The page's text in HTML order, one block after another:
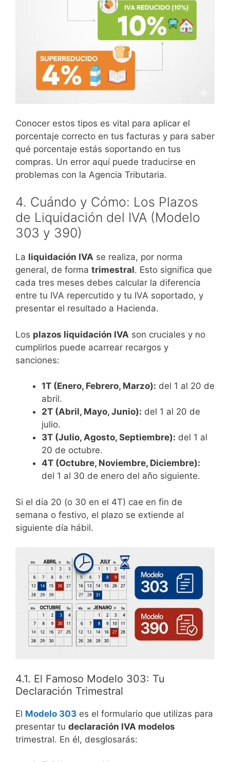
Conocer estos tipos es vital para aplicar el
porcentaje correcto en tus facturas y para saber
qué porcentaje estás soportando en tus
compras. Un error aquí puede traducirse en
problemas con la Agencia Tributaria.
4. Cuándo y Cómo: Los Plazos
de Liquidación del IVA (Modelo
303 y 390)
La liquidación IVA se realiza, por norma
general, de forma trimestral. Esto significa que
cada tres meses debes calcular la diferencia
entre tu IVA repercutido y tu IVA soportado, y
presentar el resultado a Hacienda.
Los plazos liquidación IVA son cruciales y no
cumplirlos puede acarrear recargos y
sanciones:
1T (Enero, Febrero, Marzo): del 1 al 20 de
abril.
2T (Abril, Mayo, Junio): del 1 al 20 de
julio.
3T (Julio, Agosto, Septiembre): del 1 al
20 de octubre.
4T (Octubre, Noviembre, Diciembre):
del 1 al 30 de enero del año siguiente.
Si el día 20 (o 30 en el 4T) cae en fin de
semana o festivo, el plazo se extiende al
siguiente día hábil.
4.1. El Famoso Modelo 303: Tu
Declaración Trimestral
El Modelo 303 es el formulario que utilizas para
presentar tu declaración IVA modelos
trimestral. En él, desglosarás: